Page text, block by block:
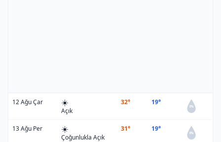
12 Ağu Çar ☀️
Açık
32° 19°
0%
13 Ağu Per ☀️
Çoğunlukla Açık
31° 19°
0%